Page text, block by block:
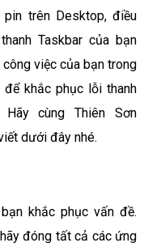
trên Desktop, điều
Taskbar của bạn
việc của bạn trong
khắc phục lỗi thanh
cùng Thiên Sơn
dưới đây nhé.
khắc phục vấn đề.
đóng tất cả các ứng